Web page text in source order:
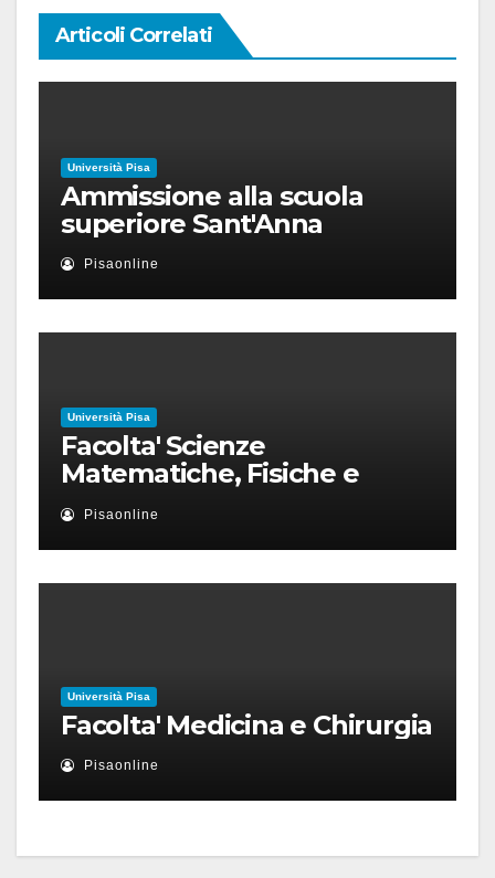
Articoli Correlati
Università Pisa
Ammissione alla scuola
superiore Sant'Anna
Pisaonline
Università Pisa
Facolta' Scienze
Matematiche, Fisiche e
Naturali
Pisaonline
Università Pisa
Facolta' Medicina e Chirurgia
Pisaonline